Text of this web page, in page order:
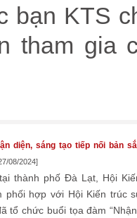
bạn KTS
tham gia
diện, sáng tạo tiếp nối bản
08/2024]
thành phố Đà Lạt, Hội
phối hợp với Hội Kiến trúc
tổ chức buổi tọa đàm